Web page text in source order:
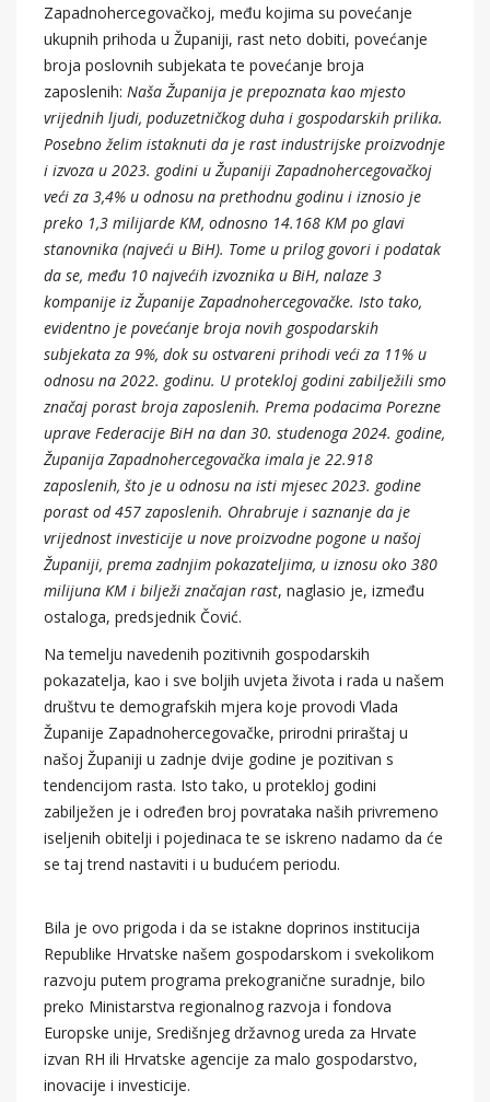
Zapadnohercegovačkoj, među kojima su povećanje
ukupnih prihoda u Županiji, rast neto dobiti, povećanje
broja poslovnih subjekata te povećanje broja
zaposlenih: Naša Županija je prepoznata kao mjesto
vrijednih ljudi, poduzetničkog duha i gospodarskih prilika.
Posebno želim istaknuti da je rast industrijske proizvodnje
i izvoza u 2023. godini u Županiji Zapadnohercegovačkoj
veći za 3,4% u odnosu na prethodnu godinu i iznosio je
preko 1,3 milijarde KM, odnosno 14.168 KM po glavi
stanovnika (najveći u BiH). Tome u prilog govori i podatak
da se, među 10 najvećih izvoznika u BiH, nalaze 3
kompanije iz Županije Zapadnohercegovačke. Isto tako,
evidentno je povećanje broja novih gospodarskih
subjekata za 9%, dok su ostvareni prihodi veći za 11% u
odnosu na 2022. godinu. U protekloj godini zabilježili smo
značaj porast broja zaposlenih. Prema podacima Porezne
uprave Federacije BiH na dan 30. studenoga 2024. godine,
Županija Zapadnohercegovačka imala je 22.918
zaposlenih, što je u odnosu na isti mjesec 2023. godine
porast od 457 zaposlenih. Ohrabruje i saznanje da je
vrijednost investicije u nove proizvodne pogone u našoj
Županiji, prema zadnjim pokazateljima, u iznosu oko 380
milijuna KM i bilježi značajan rast, naglasio je, između
ostaloga, predsjednik Čović.
Na temelju navedenih pozitivnih gospodarskih
pokazatelja, kao i sve boljih uvjeta života i rada u našem
društvu te demografskih mjera koje provodi Vlada
Županije Zapadnohercegovačke, prirodni priraštaj u
našoj Županiji u zadnje dvije godine je pozitivan s
tendencijom rasta. Isto tako, u protekloj godini
zabilježen je i određen broj povrataka naših privremeno
iseljenih obitelji i pojedinaca te se iskreno nadamo da će
se taj trend nastaviti i u budućem periodu.
Bila je ovo prigoda i da se istakne doprinos institucija
Republike Hrvatske našem gospodarskom i svekolikom
razvoju putem programa prekogranične suradnje, bilo
preko Ministarstva regionalnog razvoja i fondova
Europske unije, Središnjeg državnog ureda za Hrvate
izvan RH ili Hrvatske agencije za malo gospodarstvo,
inovacije i investicije.